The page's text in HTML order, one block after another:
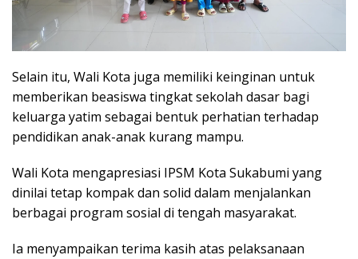
Selain itu, Wali Kota juga memiliki keinginan untuk
memberikan beasiswa tingkat sekolah dasar bagi
keluarga yatim sebagai bentuk perhatian terhadap
pendidikan anak-anak kurang mampu.
Wali Kota mengapresiasi IPSM Kota Sukabumi yang
dinilai tetap kompak dan solid dalam menjalankan
berbagai program sosial di tengah masyarakat.
Ia menyampaikan terima kasih atas pelaksanaan